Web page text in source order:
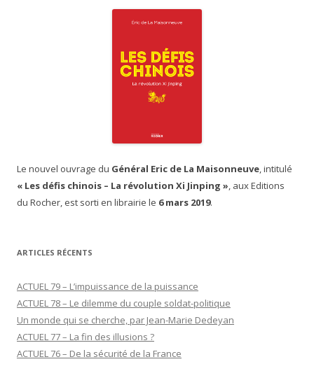
Le nouvel ouvrage du Général Eric de La Maisonneuve, intitulé
« Les défis chinois – La révolution Xi Jinping », aux Editions
du Rocher, est sorti en librairie le 6 mars 2019.
ARTICLES RÉCENTS
ACTUEL 79 – L’impuissance de la puissance
ACTUEL 78 – Le dilemme du couple soldat-politique
Un monde qui se cherche, par Jean-Marie Dedeyan
ACTUEL 77 – La fin des illusions ?
ACTUEL 76 – De la sécurité de la France